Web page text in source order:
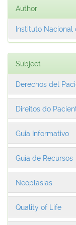
Author
Instituto Nacional
Subject
Derechos del
Direitos do
Guia Informativo
Guía de Recursos
Neoplasias
Quality of Life